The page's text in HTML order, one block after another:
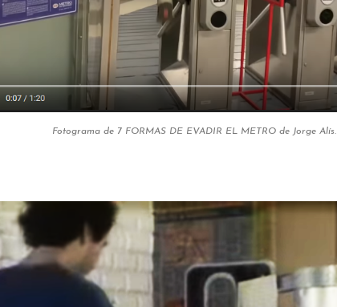
Fotograma de 7 FORMAS DE EVADIR EL METRO de Jorge Alís.